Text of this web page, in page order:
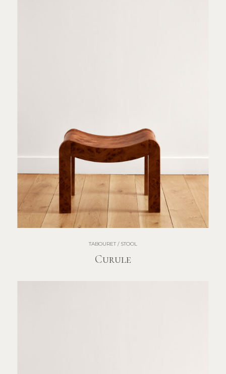
TABOURET / STOOL
Curule